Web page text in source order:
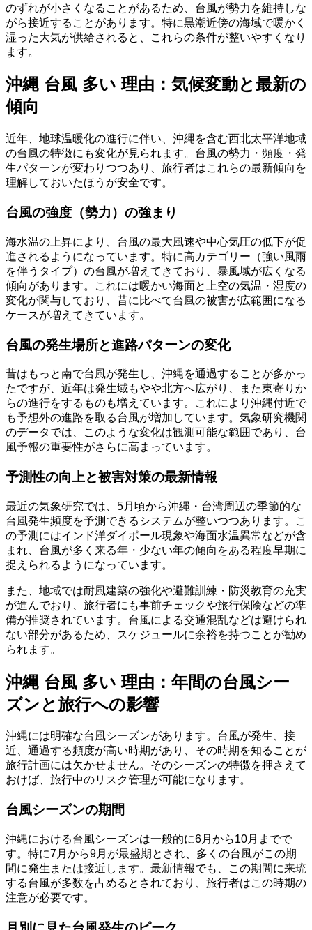
のずれが小さくなることがあるため、台風が勢力を維持しな
がら接近することがあります。特に黒潮近傍の海域で暖かく
湿った大気が供給されると、これらの条件が整いやすくなり
ます。
沖縄 台風 多い 理由：気候変動と最新の
傾向
近年、地球温暖化の進行に伴い、沖縄を含む西北太平洋地域
の台風の特徴にも変化が見られます。台風の勢力・頻度・発
生パターンが変わりつつあり、旅行者はこれらの最新傾向を
理解しておいたほうが安全です。
台風の強度（勢力）の強まり
海水温の上昇により、台風の最大風速や中心気圧の低下が促
進されるようになっています。特に高カテゴリー（強い風雨
を伴うタイプ）の台風が増えてきており、暴風域が広くなる
傾向があります。これには暖かい海面と上空の気温・湿度の
変化が関与しており、昔に比べて台風の被害が広範囲になる
ケースが増えてきています。
台風の発生場所と進路パターンの変化
昔はもっと南で台風が発生し、沖縄を通過することが多かっ
たですが、近年は発生域もやや北方へ広がり、また東寄りか
らの進行をするものも増えています。これにより沖縄付近で
も予想外の進路を取る台風が増加しています。気象研究機関
のデータでは、このような変化は観測可能な範囲であり、台
風予報の重要性がさらに高まっています。
予測性の向上と被害対策の最新情報
最近の気象研究では、5月頃から沖縄・台湾周辺の季節的な
台風発生頻度を予測できるシステムが整いつつあります。こ
の予測にはインド洋ダイポール現象や海面水温異常などが含
まれ、台風が多く来る年・少ない年の傾向をある程度早期に
捉えられるようになっています。
また、地域では耐風建築の強化や避難訓練・防災教育の充実
が進んでおり、旅行者にも事前チェックや旅行保険などの準
備が推奨されています。台風による交通混乱などは避けられ
ない部分があるため、スケジュールに余裕を持つことが勧め
られます。
沖縄 台風 多い 理由：年間の台風シー
ズンと旅行への影響
沖縄には明確な台風シーズンがあります。台風が発生、接
近、通過する頻度が高い時期があり、その時期を知ることが
旅行計画には欠かせません。そのシーズンの特徴を押さえて
おけば、旅行中のリスク管理が可能になります。
台風シーズンの期間
沖縄における台風シーズンは一般的に6月から10月までで
す。特に7月から9月が最盛期とされ、多くの台風がこの期
間に発生または接近します。最新情報でも、この期間に来琉
する台風が多数を占めるとされており、旅行者はこの時期の
注意が必要です。